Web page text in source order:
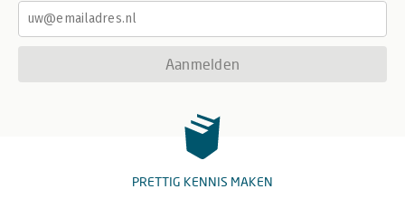
Aanmelden
PRETTIG KENNIS MAKEN